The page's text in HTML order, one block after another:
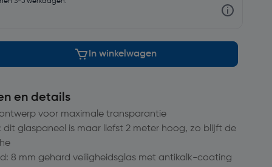
In winkelwagen
en details
voor maximale transparantie
glaspaneel is maar liefst 2 meter hoog, zo blijft de
8 mm gehard veiligheidsglas met antikalk-coating